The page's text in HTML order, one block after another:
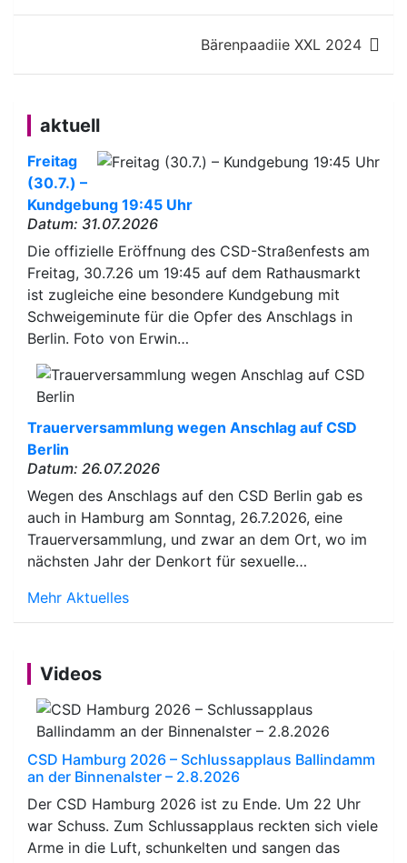
Bärenpaadiie XXL 2024
aktuell
Freitag
(30.7.) –
Kundgebung 19:45 Uhr
Datum: 31.07.2026
Die offizielle Eröffnung des CSD-Straßenfests am
Freitag, 30.7.26 um 19:45 auf dem Rathausmarkt
ist zugleiche eine besondere Kundgebung mit
Schweigeminute für die Opfer des Anschlags in
Berlin. Foto von Erwin…
Trauerversammlung wegen Anschlag auf CSD
Berlin
Datum: 26.07.2026
Wegen des Anschlags auf den CSD Berlin gab es
auch in Hamburg am Sonntag, 26.7.2026, eine
Trauerversammlung, und zwar an dem Ort, wo im
nächsten Jahr der Denkort für sexuelle…
Mehr Aktuelles
Videos
CSD Hamburg 2026 – Schlussapplaus Ballindamm
an der Binnenalster – 2.8.2026
Der CSD Hamburg 2026 ist zu Ende. Um 22 Uhr
war Schuss. Zum Schlussapplaus reckten sich viele
Arme in die Luft, schunkelten und sangen das